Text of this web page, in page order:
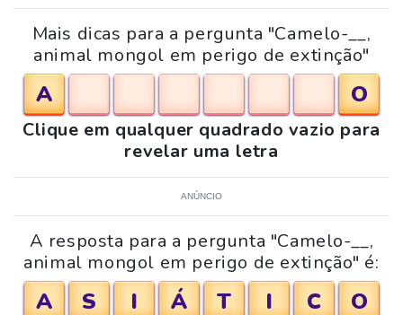
Mais dicas para a pergunta "Camelo-__,
animal mongol em perigo de extinção"
A O
Clique em qualquer quadrado vazio para
revelar uma letra
ANÚNCIO
A resposta para a pergunta "Camelo-__,
animal mongol em perigo de extinção" é:
A S I Á T I C O